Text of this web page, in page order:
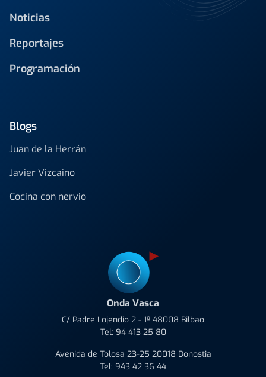
Noticias
Reportajes
Programación
Blogs
Juan de la Herrán
Javier Vizcaino
Cocina con nervio
Onda Vasca
C/ Padre Lojendio 2 - 1º 48008 Bilbao
Tel: 94 413 25 80
Avenida de Tolosa 23-25 20018 Donostia
Tel: 943 42 36 44